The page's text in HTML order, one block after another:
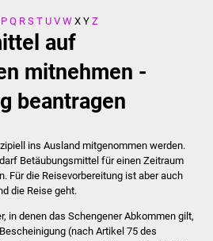
Stadtverwaltung
Ansprechpartner
Behördenwegweiser
Kontakt
Veröffentlichungen
P Q R S T U V W X Y Z
auf
mitnehmen -
beantragen
ins Ausland mitgenommen werden.
Betäubungsmittel für einen Zeitraum
Für die Reisevorbereitung ist aber auch
die Reise geht.
in denen das Schengener Abkommen gilt,
(nach Artikel 75 des